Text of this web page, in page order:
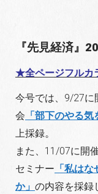
『先見経済』
★全ページフルカ
今号では、9/27に
会 「部下のやる
上採録。
また、11/07に開
セミナー 「私は
か」 の内容を採録